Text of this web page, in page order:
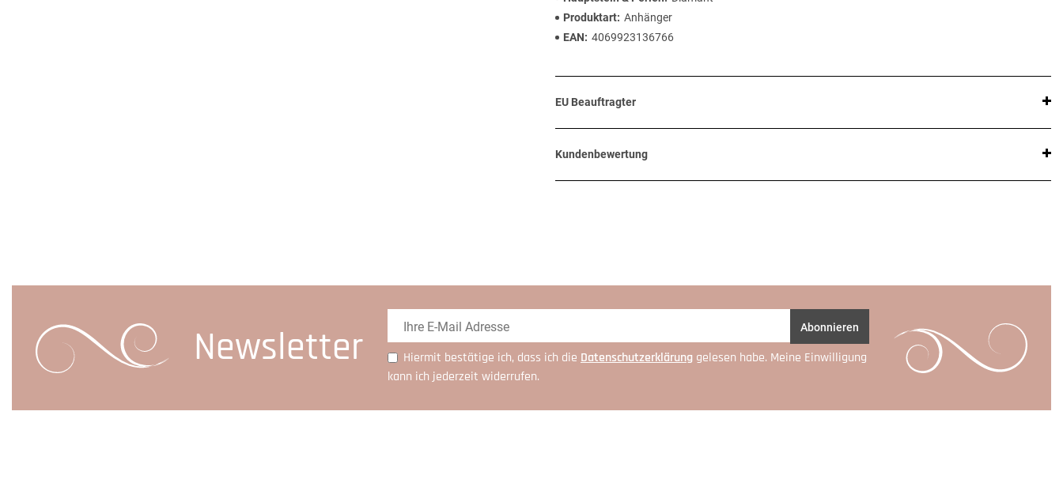
Produktart Anhänger
EAN
4069923136766
EU Beauftragter
Kundenbewertung
Newsletter Abonnieren
Hiermit bestätige ich, dass ich die Daten­schutz­erklärung gelesen habe. Meine Einwilligung
kann ich jederzeit widerrufen.